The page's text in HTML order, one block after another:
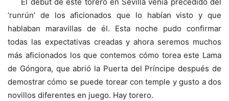
El debut de este torero en Sevilla venía precedido del
‘runrún’ de los aficionados que lo habían visto y que
hablaban maravillas de él. Esta noche pudo confirmar
todas las expectativas creadas y ahora seremos muchos
más aficionados los que contemos cómo torea este Lama
de Góngora, que abrió la Puerta del Príncipe después de
demostrar cómo se puede torear con temple y gusto a dos
novillos diferentes en juego. Hay torero.